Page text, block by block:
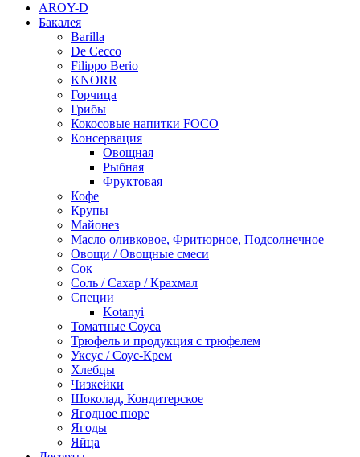
AROY-D
Бакалея
Barilla
De Cecco
Filippo Berio
KNORR
Горчица
Грибы
Кокосовые напитки FOCO
Консервация
Овощная
Рыбная
Фруктовая
Кофе
Крупы
Майонез
Масло оливковое, Фритюрное, Подсолнечное
Овощи / Овощные смеси
Сок
Соль / Сахар / Крахмал
Специи
Kotanyi
Томатные Соуса
Трюфель и продукция с трюфелем
Уксус / Соус-Крем
Хлебцы
Чизкейки
Шоколад, Кондитерское
Ягодное пюре
Ягоды
Яйца